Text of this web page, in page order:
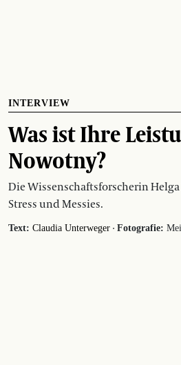
INTERVIEW
Was ist Ihre
Nowotny?
Die Wissenschaftsforscherin
Stress und Messies.
Text: Claudia Unterweger · Fotografie: